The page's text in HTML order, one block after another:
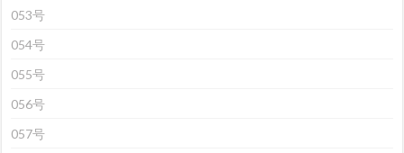
053号
054号
055号
056号
057号